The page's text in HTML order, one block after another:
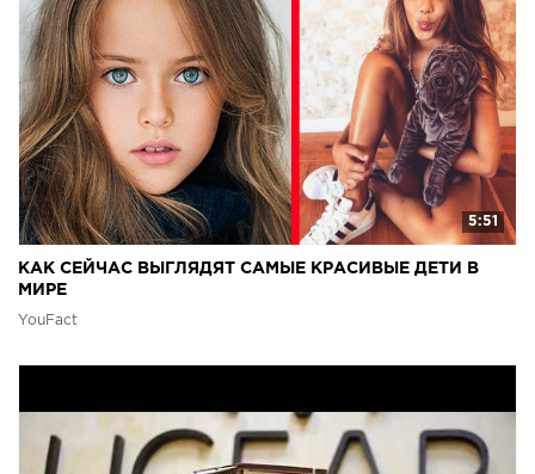
5:51
КАК СЕЙЧАС ВЫГЛЯДЯТ САМЫЕ КРАСИВЫЕ ДЕТИ В
МИРЕ
YouFact